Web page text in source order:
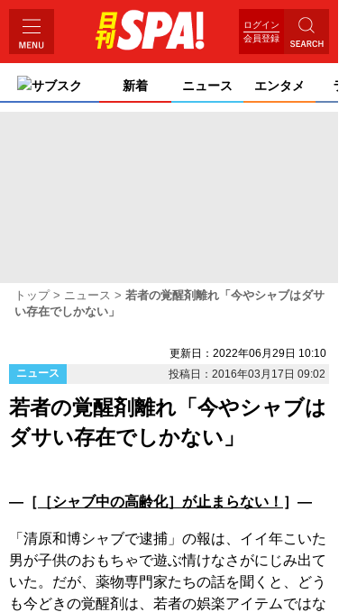
ログイン
会員登録
サブスク 新着 ニュース エンタメ ライ
トップ ニュース
若者の覚醒剤離れ「今やシャブはダサ
い存在でしかない」
更新日：2022年06月29日 10:10
ニュース
投稿日：2016年03月17日 09:02
若者の覚醒剤離れ「今やシャブは
ダサい存在でしかない」
―［ ［シャブ中の高齢化］が止まらない！ ］―
「清原和博シャブで逮捕」の報は、イイ年こいた
男が子供のおもちゃで遊ぶ情けなさがにじみ出て
いた。だが、薬物専門家たちの話を聞くと、どう
も今どきの覚醒剤は、若者の娯楽アイテムではな